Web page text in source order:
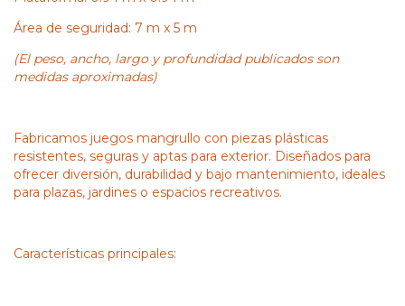
Área de seguridad: 7 m x 5 m
(El peso, ancho, largo y profundidad publicados son
medidas aproximadas)
Fabricamos juegos mangrullo con piezas plásticas
resistentes, seguras y aptas para exterior. Diseñados para
ofrecer diversión, durabilidad y bajo mantenimiento, ideales
para plazas, jardines o espacios recreativos.
Características principales: